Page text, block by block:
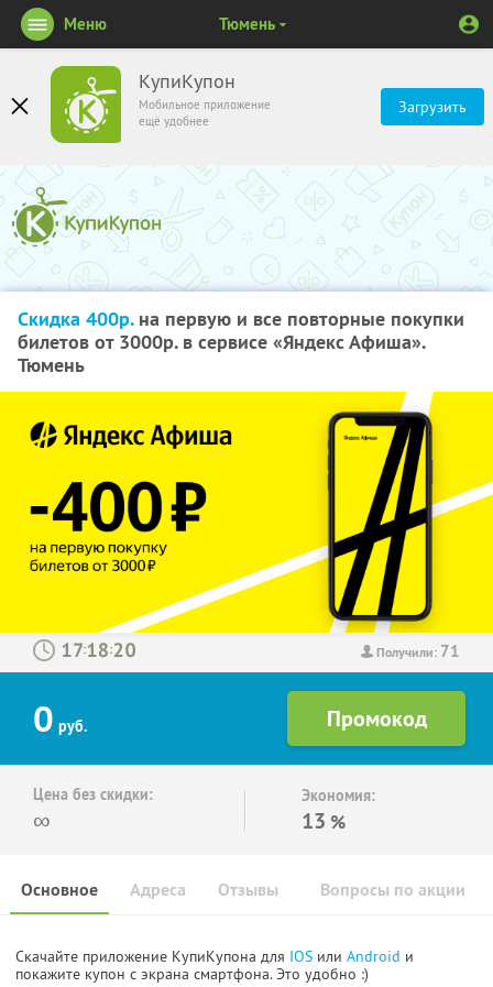
КупиКупон
Мобильное приложение
ещё удобнее
Загрузить
Меню Тюмень
Скидка 400р.на первую и все повторные покупки
билетов от 3000р. в сервисе «Яндекс Афиша».
Тюмень
Получили: 71
: :
0 руб.
Цена без скидки:
∞
Экономия:
13 %
Основное Отзывы Вопросы по акции
Адреса
Скачайте приложение КупиКупона для IOS или Android и
покажите купон с экрана смартфона. Это удобно :)